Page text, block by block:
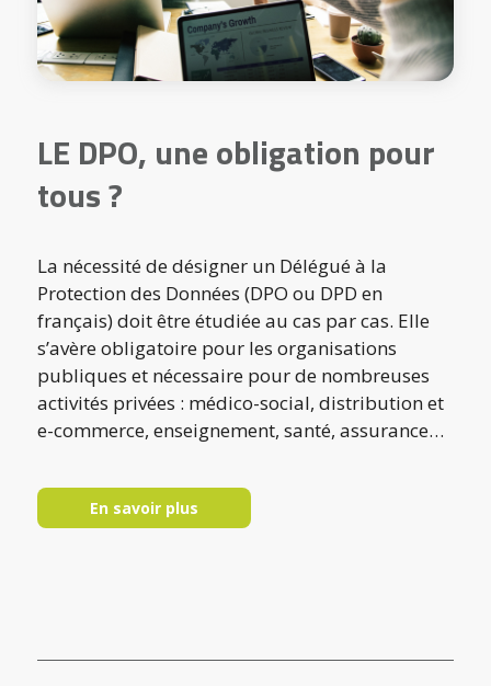
LE DPO, une obligation pour
tous ?
La nécessité de désigner un Délégué à la
Protection des Données (DPO ou DPD en
français) doit être étudiée au cas par cas. Elle
s’avère obligatoire pour les organisations
publiques et nécessaire pour de nombreuses
activités privées : médico-social, distribution et
e-commerce, enseignement, santé, assurance…
En savoir plus